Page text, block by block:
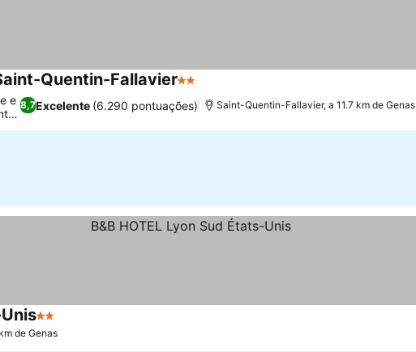
Quentin-Fallavier2 Estrelas
8,7Excelente (6.290 pontuações)
e
Saint-Quentin-Fallavier, a 11.7 km de Genas
2 Estrelas
de Genas